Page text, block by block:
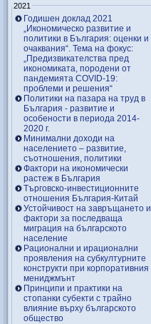
2021
Годишен доклад 2021
„Икономическо развитие и
политики в България: оценки и
очаквания“. Тема на фокус:
„Предизвикателства пред
икономиката, породени от
пандемията COVID-19:
проблеми и решения“
Политики на пазара на труд в
България - развитие и
особености в периода 2014-
2020 г.
Минимални доходи на
населението – развитие,
съотношения, политики
Фактори на икономически
растеж в България
Търговско-инвестиционните
отношения България-Китай
Устойчивост на завръщането и
фактори за последваща
миграция на българското
население
Рационални и ирационални
проявления на субкултурните
конструкти при корпоративния
мениджмънт
Принципи и практики на
стопанки субекти с трайно
влияние върху българското
общество